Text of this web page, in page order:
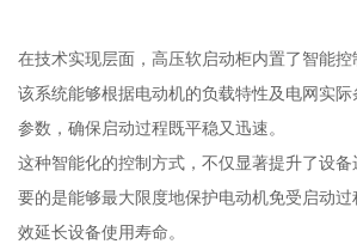
在技术实现层面，高压软启动柜内置了智能控
该系统能够根据电动机的负载特性及电网实
参数，确保启动过程既平稳又迅速。
这种智能化的控制方式，不仅显著提升了设
要的是能够最大限度地保护电动机免受启动
效延长设备使用寿命。